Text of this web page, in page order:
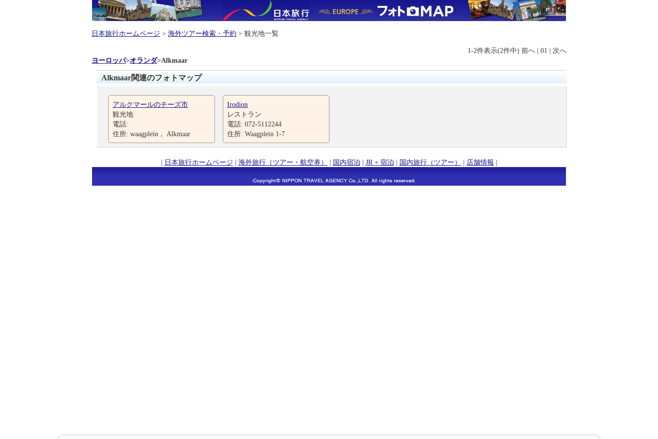
日本旅行ホームページ > 海外ツアー検索・予約 > 観光地一覧
1-2件表示(2件中) 前へ | 01 | 次へ
ヨーロッパ>オランダ>Alkmaar
Alkmaar関連のフォトマップ
アルクマールのチーズ市
観光地
電話:
住所: waagplein， Alkmaar
Irodion
レストラン
電話: 072-5112244
住所: Waagplein 1-7
| 日本旅行ホームページ | 海外旅行（ツアー・航空券） | 国内宿泊 | JR + 宿泊 | 国内旅行（ツアー） | 店舗情報 |